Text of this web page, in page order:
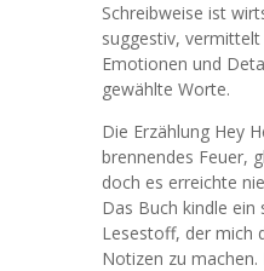
Schreibweise ist
suggestiv,
Emotionen und
gewählte Worte.
Die Erzählung Hey
brennendes Feuer,
doch es erreichte
Das Buch kindle
Lesestoff, der mich
Notizen zu